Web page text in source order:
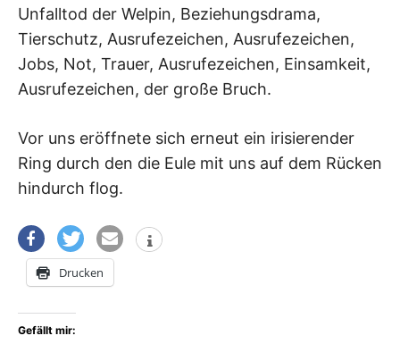
Unfalltod der Welpin, Beziehungsdrama,
Tierschutz, Ausrufezeichen, Ausrufezeichen,
Jobs, Not, Trauer, Ausrufezeichen, Einsamkeit,
Ausrufezeichen, der große Bruch.
Vor uns eröffnete sich erneut ein irisierender
Ring durch den die Eule mit uns auf dem Rücken
hindurch flog.
Drucken
Gefällt mir: